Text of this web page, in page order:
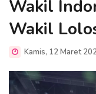
Wakil
Wakil
Kamis, 12 Maret